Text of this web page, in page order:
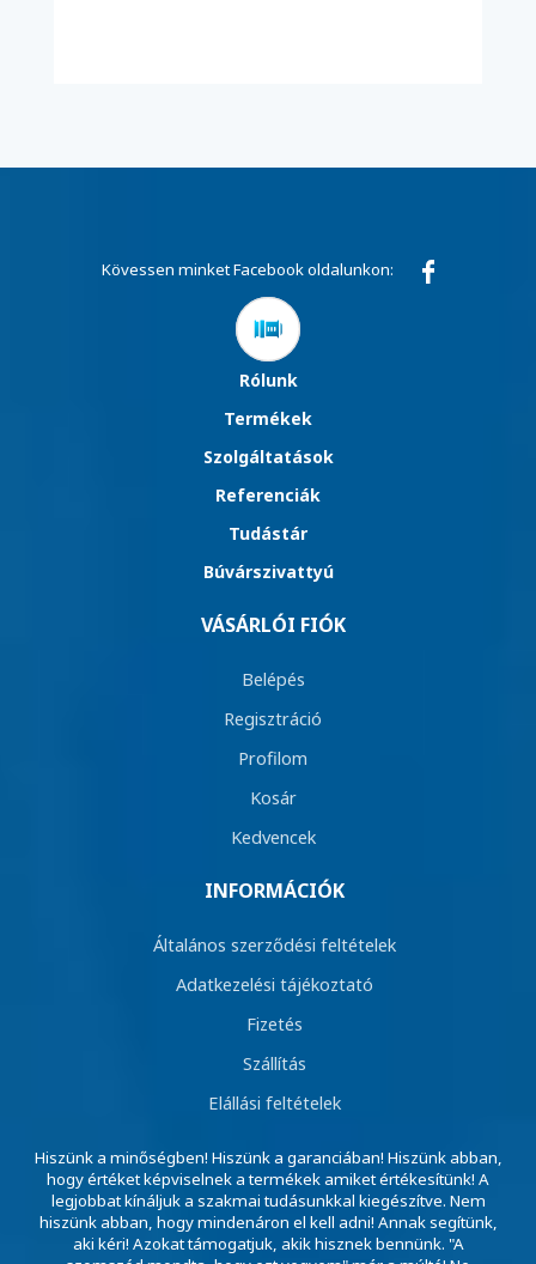
Kövessen minket Facebook oldalunkon:
Rólunk
Termékek
Szolgáltatások
Referenciák
Tudástár
Búvárszivattyú
VÁSÁRLÓI FIÓK
Belépés
Regisztráció
Profilom
Kosár
Kedvencek
INFORMÁCIÓK
Általános szerződési feltételek
Adatkezelési tájékoztató
Fizetés
Szállítás
Elállási feltételek
Hiszünk a minőségben! Hiszünk a garanciában! Hiszünk abban,
hogy értéket képviselnek a termékek amiket értékesítünk! A
legjobbat kínáljuk a szakmai tudásunkkal kiegészítve. Nem
hiszünk abban, hogy mindenáron el kell adni! Annak segítünk,
aki kéri! Azokat támogatjuk, akik hisznek bennünk. "A